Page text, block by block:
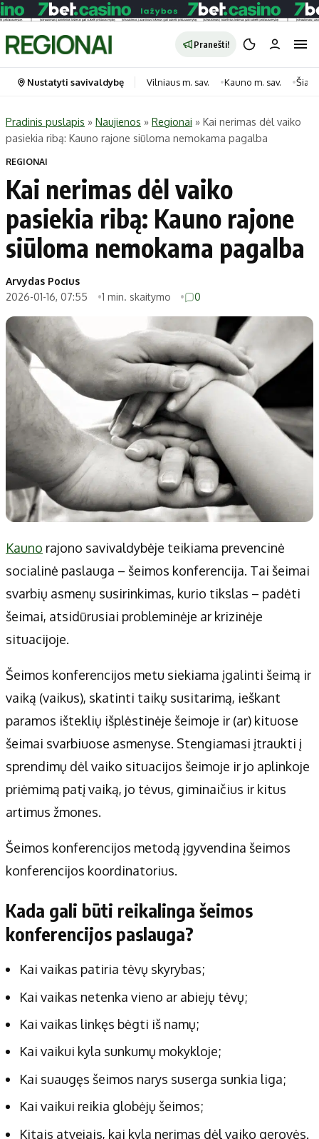
Pranešti!
Portalas
Pradinis puslapis
Savivaldybės
Naujausi
Lietuva
Pasaulis
Politika
Patarimai
Dirbtinis intelektas
Gineso rekordai
Kategorijos
Gyvenimas
Horoskopai
Maistas
Technologijos
Indėlių palūkanos
Dienos naujienos
Ekonomikos naujienos
Didžiosios savivaldybės
Vilniaus miesto
Kauno miesto
Klaipėdos miesto
Panevėžio miesto
Alytaus miesto
Marijampolės
Kitos savivaldybės
Druskininkų
Utenos rajono
Jonavos rajono
Vilkaviškio rajono
Palangos miesto
Prienų rajono
Redakcija
Apie mus
Privatumo politika
Redakcijos politika
Nustatyti savivaldybę Vilniaus m. sav. Kauno m. sav.
Pradinis puslapis » Naujienos » Regionai » Kai nerimas dėl vaiko
pasiekia ribą: Kauno rajone siūloma nemokama pagalba
REGIONAI
Kai nerimas dėl vaiko
pasiekia ribą: Kauno rajone
siūloma nemokama pagalba
Arvydas Pocius
2026-01-16, 07:55
1 min. skaitymo 0
Kauno rajono savivaldybėje teikiama prevencinė
socialinė paslauga – šeimos konferencija. Tai šeimai
svarbių asmenų susirinkimas, kurio tikslas – padėti
šeimai, atsidūrusiai probleminėje ar krizinėje
situacijoje.
Šeimos konferencijos metu siekiama įgalinti šeimą ir
vaiką (vaikus), skatinti taikų susitarimą, ieškant
paramos išteklių išplėstinėje šeimoje ir (ar) kituose
šeimai svarbiuose asmenyse. Stengiamasi įtraukti į
sprendimų dėl vaiko situacijos šeimoje ir jo aplinkoje
priėmimą patį vaiką, jo tėvus, giminaičius ir kitus
artimus žmones.
Šeimos konferencijos metodą įgyvendina šeimos
konferencijos koordinatorius.
Kada gali būti reikalinga šeimos
konferencijos paslauga?
Kai vaikas patiria tėvų skyrybas;
Kai vaikas netenka vieno ar abiejų tėvų;
Kai vaikas linkęs bėgti iš namų;
Kai vaikui kyla sunkumų mokykloje;
Kai suaugęs šeimos narys suserga sunkia liga;
Kai vaikui reikia globėjų šeimos;
Kitais atvejais, kai kyla nerimas dėl vaiko gerovės.